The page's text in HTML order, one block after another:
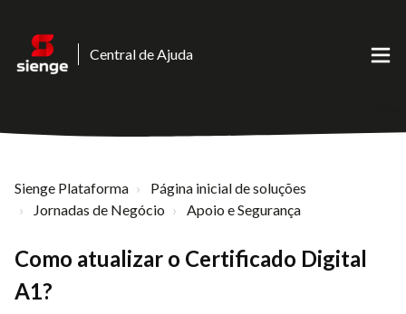
Central de Ajuda
Sienge Plataforma
Página inicial de soluções
Jornadas de Negócio
Apoio e Segurança
Como atualizar o Certificado Digital
A1?